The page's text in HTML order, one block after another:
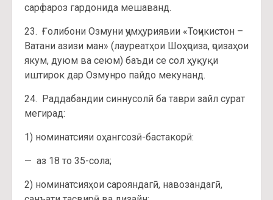
сарфароз гардонида мешаванд.
23. Ғолибони Озмуни ҷумҳуриявии «Тоҷикистон –
Ватани азизи ман» (лауреатҳои Шоҳҷоиза, ҷоизаҳои
якум, дуюм ва сеюм) баъди се сол ҳуқуқи
иштирок дар Озмунро пайдо мекунанд.
24. Раддабандии синнусолӣ ба таври зайл сурат
мегирад:
1) номинатсияи оҳангсозӣ-бастакорӣ:
— аз 18 то 35-сола;
2) номинатсияҳои сарояндагӣ, навозандагӣ,